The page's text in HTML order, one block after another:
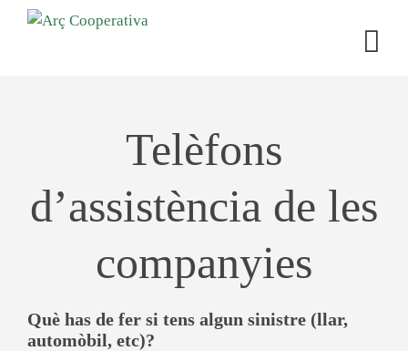
Telèfons
d’assistència de les
companyies
Què has de fer si tens algun sinistre (llar,
automòbil, etc)?